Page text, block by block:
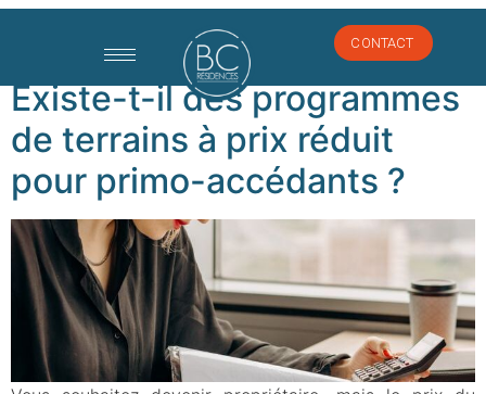
CONTACT
Catégorie : Article
Existe-t-il des programmes
de terrains à prix réduit
pour primo-accédants ?